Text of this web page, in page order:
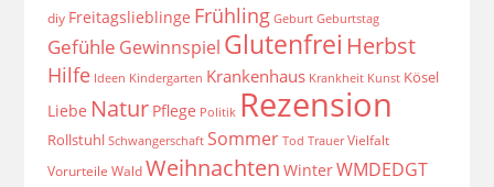
diy Freitagslieblinge Frühling Geburt Geburtstag
Gefühle Gewinnspiel Glutenfrei Herbst
Hilfe Ideen Kindergarten Krankenhaus Krankheit Kunst Kösel
Liebe Natur Pflege Politik Rezension
Rollstuhl Schwangerschaft Sommer Tod Trauer Vielfalt
Vorurteile Wald Weihnachten WinterWMDEDGT